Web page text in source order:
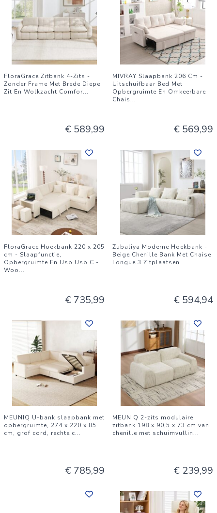
FloraGrace Zitbank 4-Zits -
Zonder Frame Met Brede Diepe
Zit En Wolkzacht Comfor...
€ 589,99
MIVRAY Slaapbank 206 Cm -
Uitschuifbaar Bed Met
Opbergruimte En Omkeerbare
Chais...
€ 569,99
FloraGrace Hoekbank 220 x 205
cm - Slaapfunctie,
Opbergruimte En Usb Usb C -
Woo...
€ 735,99
Zubaliya Moderne Hoekbank -
Beige Chenille Bank Met Chaise
Longue 3 Zitplaatsen
€ 594,94
MEUNIQ U-bank slaapbank met
opbergruimte, 274 x 220 x 85
cm, grof cord, rechte c...
€ 785,99
MEUNIQ 2-zits modulaire
zitbank 198 x 90,5 x 73 cm van
chenille met schuimvullin...
€ 239,99